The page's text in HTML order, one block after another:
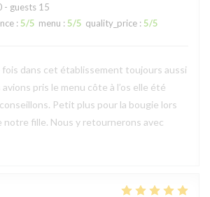
- guests 15
: 5/5 menu : 5/5 quality_price : 5/5
dans cet établissement toujours aussi
pris le menu côte à l’os elle été
Petit plus pour la bougie lors
notre fille. Nous y retournerons avec